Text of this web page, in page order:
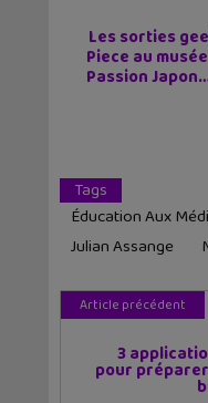
Les sorties
Piece au
Passion
Tags
Éducation Aux
Julian Assange
Article précédent
3
pour